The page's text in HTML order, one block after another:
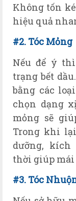
Không tốn
hiệu quả
#2. Tóc Mỏng
Nếu để ý
trạng bết
bằng các
chọn dạng
mỏng sẽ
Trong khi
dưỡng,
thời giúp mái
#3. Tóc Nhu